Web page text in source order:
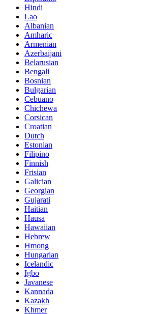
Hindi
Lao
Albanian
Amharic
Armenian
Azerbaijani
Belarusian
Bengali
Bosnian
Bulgarian
Cebuano
Chichewa
Corsican
Croatian
Dutch
Estonian
Filipino
Finnish
Frisian
Galician
Georgian
Gujarati
Haitian
Hausa
Hawaiian
Hebrew
Hmong
Hungarian
Icelandic
Igbo
Javanese
Kannada
Kazakh
Khmer